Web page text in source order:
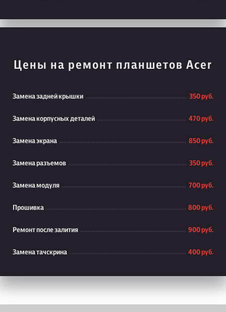
Цены на ремонт планшетов Acer
Замена задней крышки 350 руб.
Замена корпусных деталей 470 руб.
Замена экрана 850 руб.
Замена разъемов 350 руб.
Замена модуля 700 руб.
Прошивка 800 руб.
Ремонт после залития 900 руб.
Замена тачскрина 400 руб.